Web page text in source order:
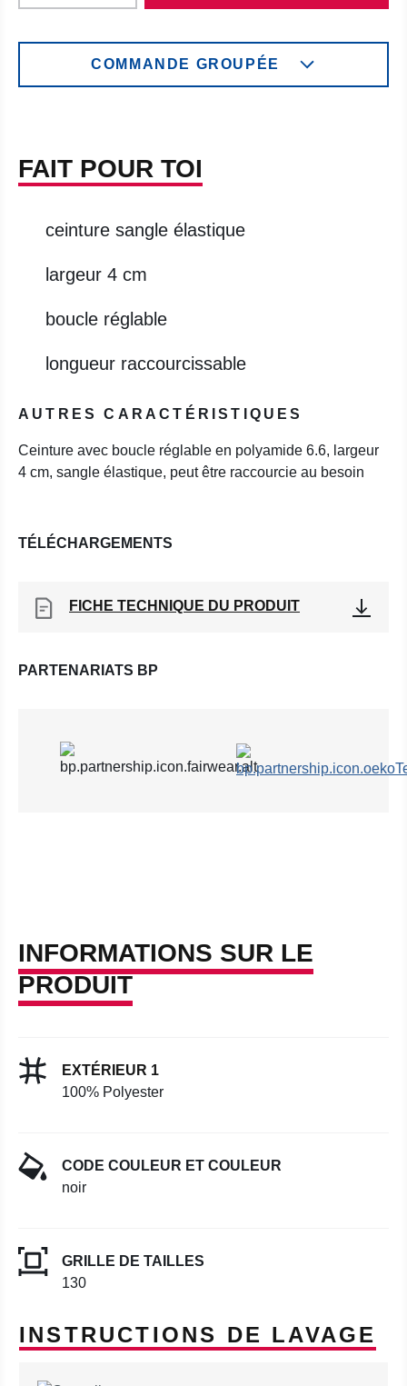
COMMANDE GROUPÉE
FAIT POUR TOI
ceinture sangle élastique
largeur 4 cm
boucle réglable
longueur raccourcissable
AUTRES CARACTÉRISTIQUES
Ceinture avec boucle réglable en polyamide 6.6, largeur
4 cm, sangle élastique, peut être raccourcie au besoin
TÉLÉCHARGEMENTS
FICHE TECHNIQUE DU PRODUIT
PARTENARIATS BP
INFORMATIONS SUR LE
PRODUIT
EXTÉRIEUR 1
100% Polyester
CODE COULEUR ET COULEUR
noir
GRILLE DE TAILLES
130
INSTRUCTIONS DE LAVAGE